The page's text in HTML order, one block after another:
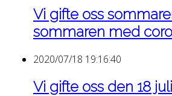
Vi gifte oss
sommaren med
2020/07/18 19:16:40
Vi gifte oss den 18